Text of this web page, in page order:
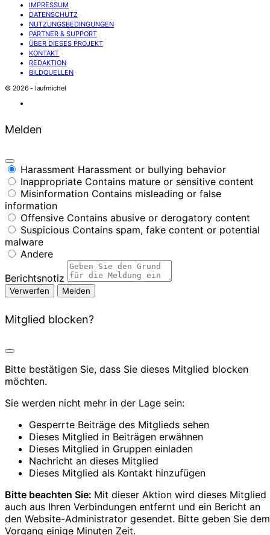
IMPRESSUM
DATENSCHUTZ
NUTZUNGSBEDINGUNGEN
PARTNER & SUPPORT
ÜBER DIESES PROJEKT
KONTAKT
REDAKTION
BILDQUELLEN
© 2026 - laufmichel
Melden
Harassment Harassment or bullying behavior
Inappropriate Contains mature or sensitive content
Misinformation Contains misleading or false
information
Offensive Contains abusive or derogatory content
Suspicious Contains spam, fake content or potential
malware
Andere
Berichtsnotiz
Melden
Mitglied blocken?
Bitte bestätigen Sie, dass Sie dieses Mitglied blocken
möchten.
Sie werden nicht mehr in der Lage sein:
Gesperrte Beiträge des Mitglieds sehen
Dieses Mitglied in Beiträgen erwähnen
Dieses Mitglied in Gruppen einladen
Nachricht an dieses Mitglied
Dieses Mitglied als Kontakt hinzufügen
Bitte beachten Sie: Mit dieser Aktion wird dieses Mitglied
auch aus Ihren Verbindungen entfernt und ein Bericht an
den Website-Administrator gesendet. Bitte geben Sie dem
Vorgang einige Minuten Zeit.